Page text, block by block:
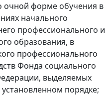
форме обучения в
начального
профессионального и
образования, в
профессионального
Фонда социального
выделяемых
порядке;